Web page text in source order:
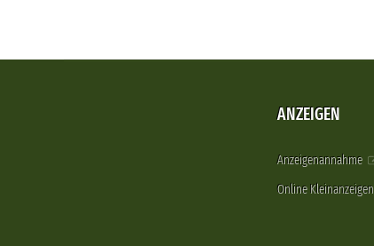
ANZEIGEN
Anzeigenannahme
Online Kleinanzeigen